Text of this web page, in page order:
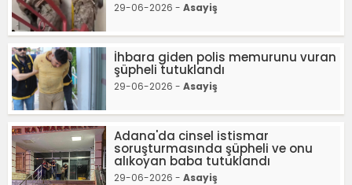
29-06-2026 - Asayiş
İhbara giden polis memurunu vuran
şüpheli tutuklandı
29-06-2026 - Asayiş
Adana'da cinsel istismar
soruşturmasında şüpheli ve onu
alıkoyan baba tutuklandı
29-06-2026 - Asayiş